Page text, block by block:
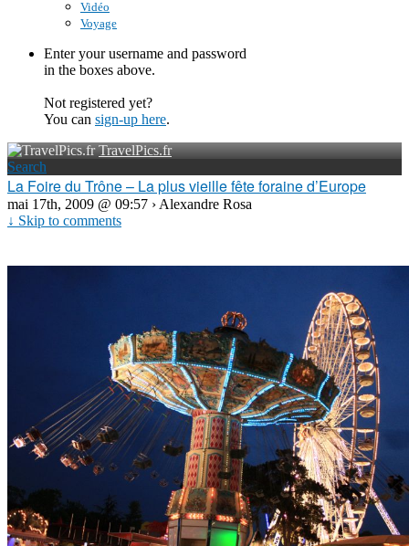
Vidéo
Voyage
Enter your username and password
in the boxes above.
Not registered yet?
You can sign-up here.
TravelPics.fr
Search
La Foire du Trône – La plus vieille fête foraine d’Europe
mai 17th, 2009 @ 09:57 › Alexandre Rosa
↓ Skip to comments